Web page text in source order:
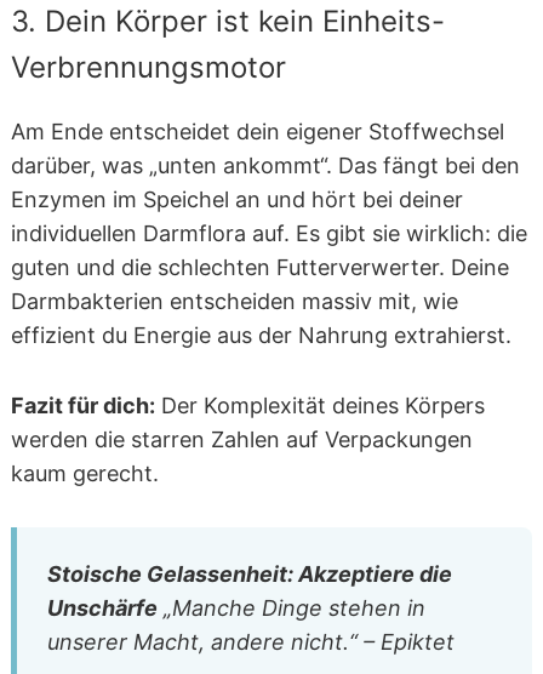
3. Dein Körper ist kein Einheits-
Verbrennungsmotor
Am Ende entscheidet dein eigener Stoffwechsel
darüber, was „unten ankommt“. Das fängt bei den
Enzymen im Speichel an und hört bei deiner
individuellen Darmflora auf. Es gibt sie wirklich: die
guten und die schlechten Futterverwerter. Deine
Darmbakterien entscheiden massiv mit, wie
effizient du Energie aus der Nahrung extrahierst.
Fazit für dich: Der Komplexität deines Körpers
werden die starren Zahlen auf Verpackungen
kaum gerecht.
Stoische Gelassenheit: Akzeptiere die
Unschärfe „Manche Dinge stehen in
unserer Macht, andere nicht.“ – Epiktet